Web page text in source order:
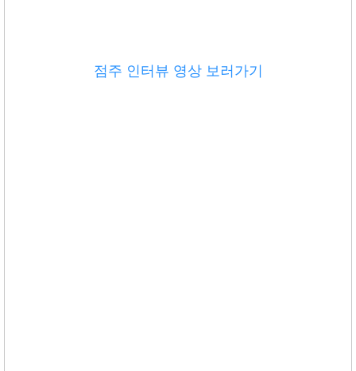
점주 인터뷰 영상 보러가기